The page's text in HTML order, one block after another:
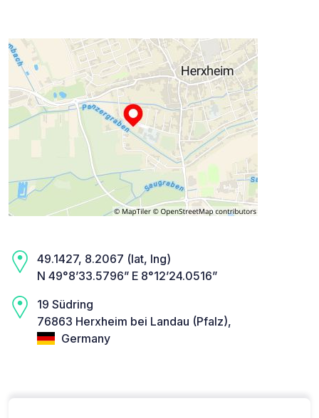
49.1427, 8.2067 (lat, lng)
N 49°8’33.5796” E 8°12’24.0516”
19 Südring
76863 Herxheim bei Landau (Pfalz),
Germany